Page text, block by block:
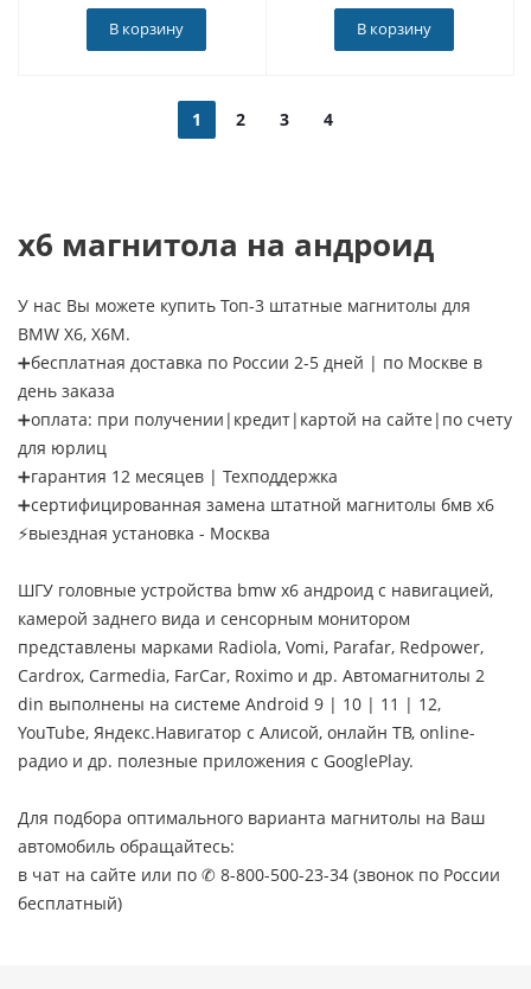
В корзину В корзину
1 2 3 4
х6 магнитола на андроид
У нас Вы можете купить Топ-3 штатные магнитолы для
BMW X6, X6M.
➕бесплатная доставка по России 2-5 дней | по Москве в
день заказа
➕оплата: при получении|кредит|картой на сайте|по счету
для юрлиц
➕гарантия 12 месяцев | Техподдержка
➕сертифицированная замена штатной магнитолы бмв х6
⚡выездная установка - Москва
ШГУ головные устройства bmw x6 андроид с навигацией,
камерой заднего вида и сенсорным монитором
представлены марками Radiola, Vomi, Parafar, Redpower,
Cardrox, Carmedia, FarCar, Roximo и др. Автомагнитолы 2
din выполнены на системе Android 9 | 10 | 11 | 12,
YouTube, Яндекс.Навигатор с Алисой, онлайн ТВ, online-
радио и др. полезные приложения с GooglePlay.
Для подбора оптимального варианта магнитолы на Ваш
автомобиль обращайтесь:
в чат на сайте или по ✆ 8-800-500-23-34 (звонок по России
бесплатный)